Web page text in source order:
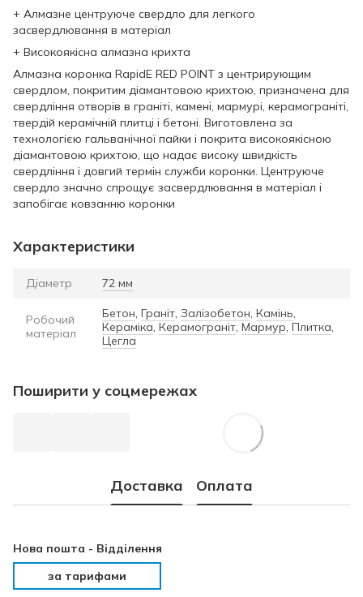
+ Алмазне центруюче свердло для легкого
засвердлювання в матеріал
+ Високоякісна алмазна крихта
Алмазна коронка RapidE RED POINT з центрирующим
свердлом, покритим діамантовою крихтою, призначена для
свердління отворів в граніті, камені, мармурі, керамограніті,
твердій керамічній плитці і бетоні. Виготовлена за
технологією гальванічної пайки і покрита високоякісною
діамантовою крихтою, що надає високу швидкість
свердління і довгий термін служби коронки. Центруюче
свердло значно спрощує засвердлювання в матеріал і
запобігає ковзанню коронки
Характеристики
Діаметр 72 мм
Робочий
матеріал
Бетон Граніт Залізобетон Камінь
Кераміка Керамограніт Мармур Плитка
Цегла
Поширити у соцмережах
Доставка Оплата
Нова пошта - Відділення
за тарифами